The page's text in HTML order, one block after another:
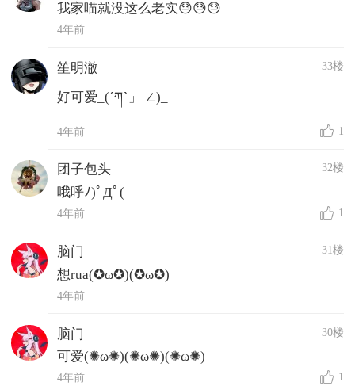
我家喵就没这么老实😓😓😓
4年前
笙明澈 33楼
好可爱_(´ཀ`」 ∠)_
4年前 1
团子包头 32楼
哦呼ﾉ)ﾟДﾟ(
4年前 1
脑门 31楼
想rua(✪ω✪)(✪ω✪)
4年前
脑门 30楼
可爱(✺ω✺)(✺ω✺)(✺ω✺)
4年前 1